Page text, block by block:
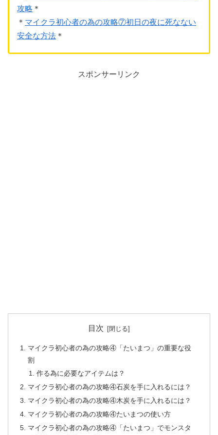
攻略 ＊
＊ マイクラ初心者の為の攻略⑦初日の夜に死なない
安全な方法 ＊
スポンサーリンク
目次
マイクラ初心者の為の攻略④「たいまつ」の重要な役
割
作る為に必要なアイテムは？
マイクラ初心者の為の攻略④石炭を手に入れるには？
マイクラ初心者の為の攻略④木炭を手に入れるには？
マイクラ初心者の為の攻略④たいまつの使い方
マイクラ初心者の為の攻略④「たいまつ」でモンスタ